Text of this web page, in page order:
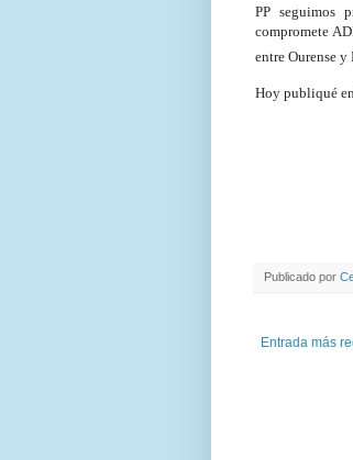
PP seguimos
compromete
entre Ourense
Hoy publiqué
Publicado por
Entrada más